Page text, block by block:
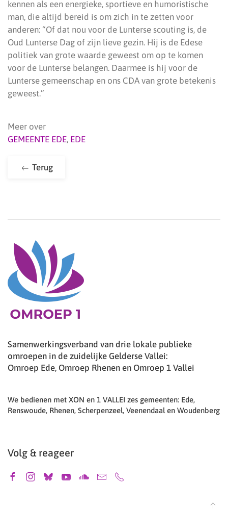
kennen als een energieke, sportieve en humoristische
man, die altijd bereid is om zich in te zetten voor
anderen: “Of dat nou voor de Lunterse scouting is, de
Oud Lunterse Dag of zijn lieve gezin. Hij is de Edese
politiek van grote waarde geweest om op te komen
voor de Lunterse belangen. Daarmee is hij voor de
Lunterse gemeenschap en ons CDA van grote betekenis
geweest.”
Meer over
GEMEENTE EDE, EDE
Terug
Samenwerkingsverband van drie lokale publieke
omroepen in de zuidelijke Gelderse Vallei:
Omroep Ede, Omroep Rhenen en Omroep 1 Vallei
We bedienen met XON en 1 VALLEI zes gemeenten: Ede,
Renswoude, Rhenen, Scherpenzeel, Veenendaal en Woudenberg
Volg & reageer